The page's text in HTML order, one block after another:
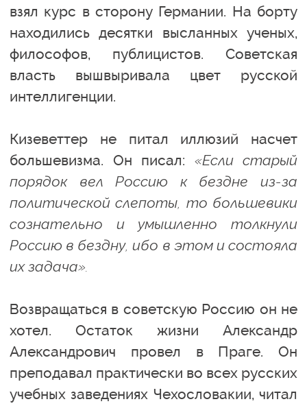
взял курс в сторону Германии. На борту
находились десятки высланных ученых,
философов, публицистов. Советская
власть вышвыривала цвет русской
интеллигенции.
Кизеветтер не питал иллюзий насчет
большевизма. Он писал: «Если старый
порядок вел Россию к бездне из-за
политической слепоты, то большевики
сознательно и умышленно толкнули
Россию в бездну, ибо в этом и состояла
их задача».
Возвращаться в советскую Россию он не
хотел. Остаток жизни Александр
Александрович провел в Праге. Он
преподавал практически во всех русских
учебных заведениях Чехословакии, читал